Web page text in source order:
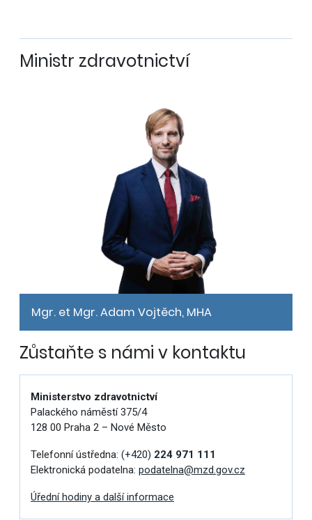
Ministr zdravotnictví
Mgr. et Mgr. Adam Vojtěch, MHA
Zůstaňte s námi v kontaktu
Ministerstvo zdravotnictví
Palackého náměstí 375/4
128 00 Praha 2 – Nové Město
Telefonní ústředna: (+420) 224 971 111
Elektronická podatelna: podatelna@mzd.gov.cz
Úřední hodiny a další informace